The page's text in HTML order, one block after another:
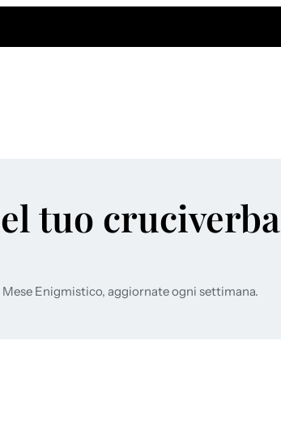
tuo cruciverba
Enigmistico, aggiornate ogni settimana.